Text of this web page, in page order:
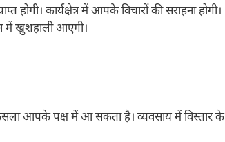
कार्यक्षेत्र में आपके विचारों की सराहना होगी।
में खुशहाली आएगी।
फैसला आपके पक्ष में आ सकता है। व्यवसाय में विस्तार के